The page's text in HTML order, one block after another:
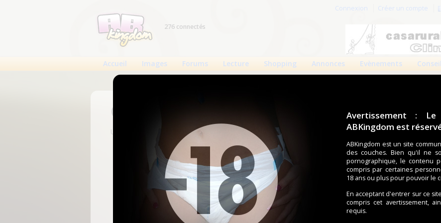
Avertissement :
ABKingdom est
ABKingdom est un site
des couches. Bien qu'il ne
pornographique, le contenu
compris par certaines
18 ans ou plus pour pouvoir le
En acceptant d'entrer sur ce
compris cet avertissement,
requis.
Connexion Créer un compte
276 connectés
Accueil Images Forums Lecture Shopping Annonces Evènements
Connexion
Un compte est nécessaire pour voir cette page.
Nom d'utilisateur
Mot de passe